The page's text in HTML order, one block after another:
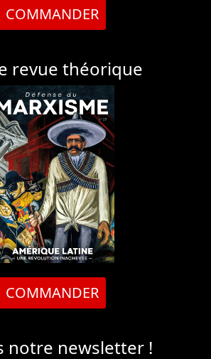
COMMANDER
revue théorique
COMMANDER
notre newsletter !